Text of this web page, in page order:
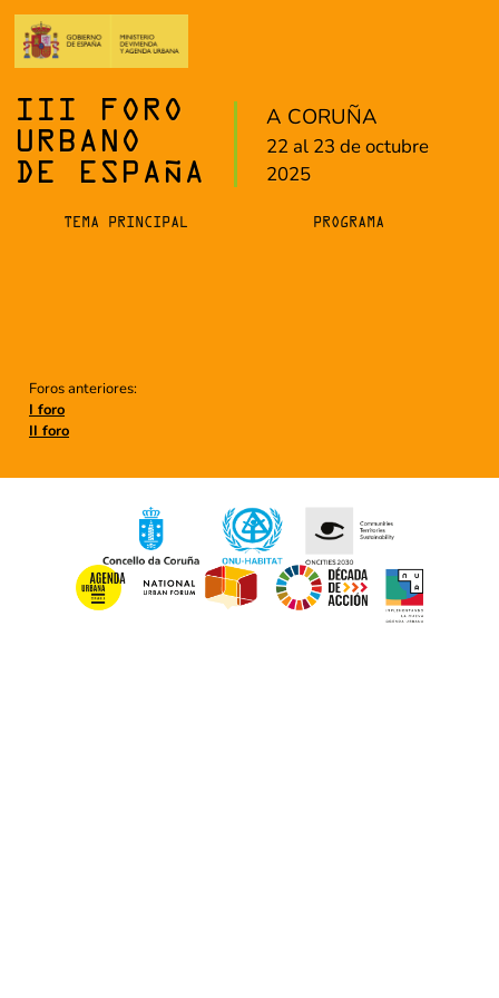
III FORO
URBANO
DE ESPAÑA
A CORUÑA
22 al 23 de octubre
2025
TEMA PRINCIPAL PROGRAMA
Foros anteriores:
I foro
II foro